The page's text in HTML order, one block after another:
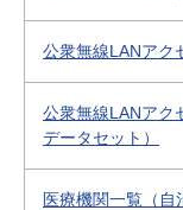
公衆無線LANアク
公衆無線LANアク
データセット）
医療機関一覧（自